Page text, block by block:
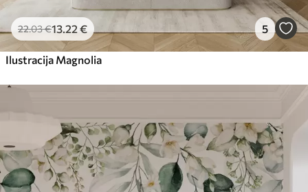
22.03€13.22€ 5
Ilustracija Magnolia